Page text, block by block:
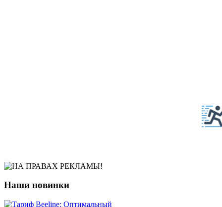
Наши новинки